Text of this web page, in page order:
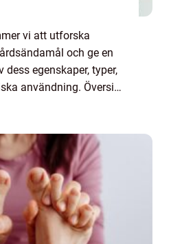
vi att utforska
och ge en
egenskaper, typer,
användning. Översikt